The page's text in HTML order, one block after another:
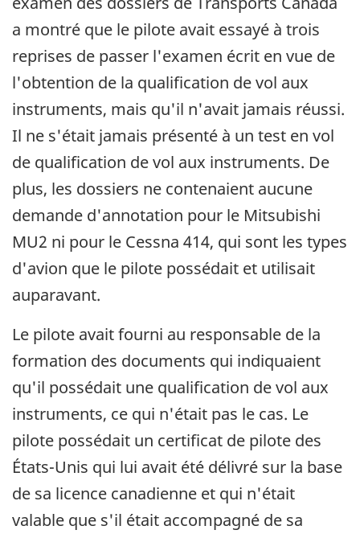
a montré que le pilote avait essayé à trois
reprises de passer l'examen écrit en vue de
l'obtention de la qualification de vol aux
instruments, mais qu'il n'avait jamais réussi.
Il ne s'était jamais présenté à un test en vol
de qualification de vol aux instruments. De
plus, les dossiers ne contenaient aucune
demande d'annotation pour le Mitsubishi
MU2 ni pour le Cessna 414, qui sont les types
d'avion que le pilote possédait et utilisait
auparavant.
Le pilote avait fourni au responsable de la
formation des documents qui indiquaient
qu'il possédait une qualification de vol aux
instruments, ce qui n'était pas le cas. Le
pilote possédait un certificat de pilote des
États-Unis qui lui avait été délivré sur la base
de sa licence canadienne et qui n'était
valable que s'il était accompagné de sa